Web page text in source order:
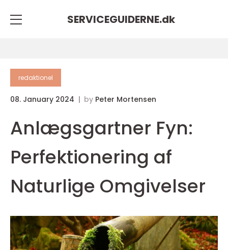
SERVICEGUIDERNE.dk
redaktionel
08. January 2024 by Peter Mortensen
Anlægsgartner Fyn:
Perfektionering af
Naturlige Omgivelser